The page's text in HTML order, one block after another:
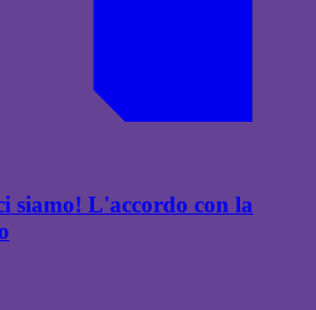
siamo! L'accordo con la